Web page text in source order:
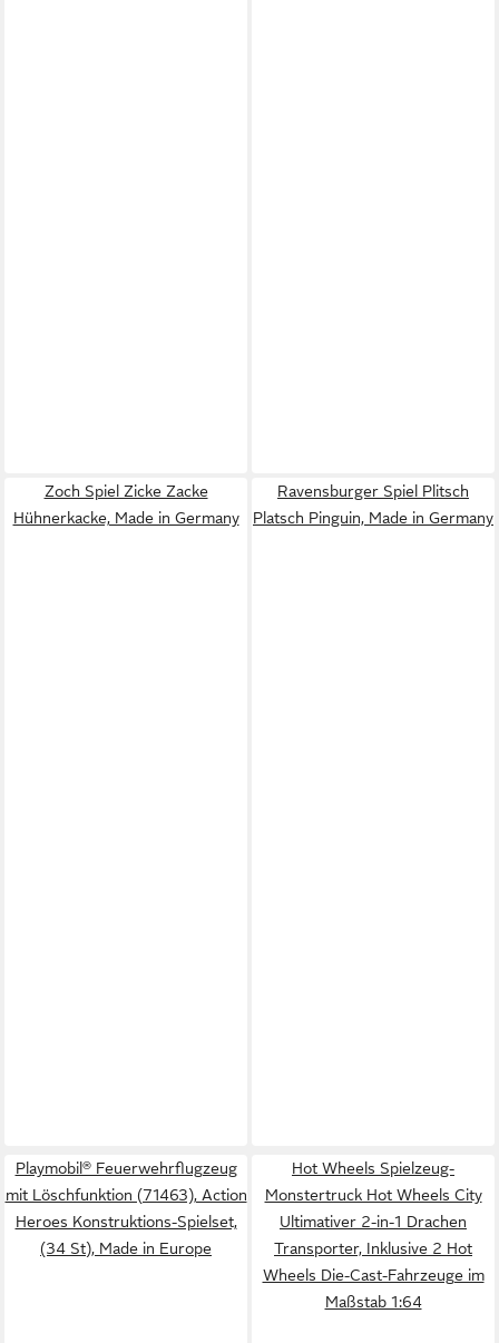
Zoch Spiel Zicke Zacke
Hühnerkacke, Made in Germany
Ravensburger Spiel Plitsch
Platsch Pinguin, Made in Germany
Playmobil® Feuerwehrflugzeug
mit Löschfunktion (71463), Action
Heroes Konstruktions-Spielset,
(34 St), Made in Europe
Hot Wheels Spielzeug-
Monstertruck Hot Wheels City
Ultimativer 2-in-1 Drachen
Transporter, Inklusive 2 Hot
Wheels Die-Cast-Fahrzeuge im
Maßstab 1:64